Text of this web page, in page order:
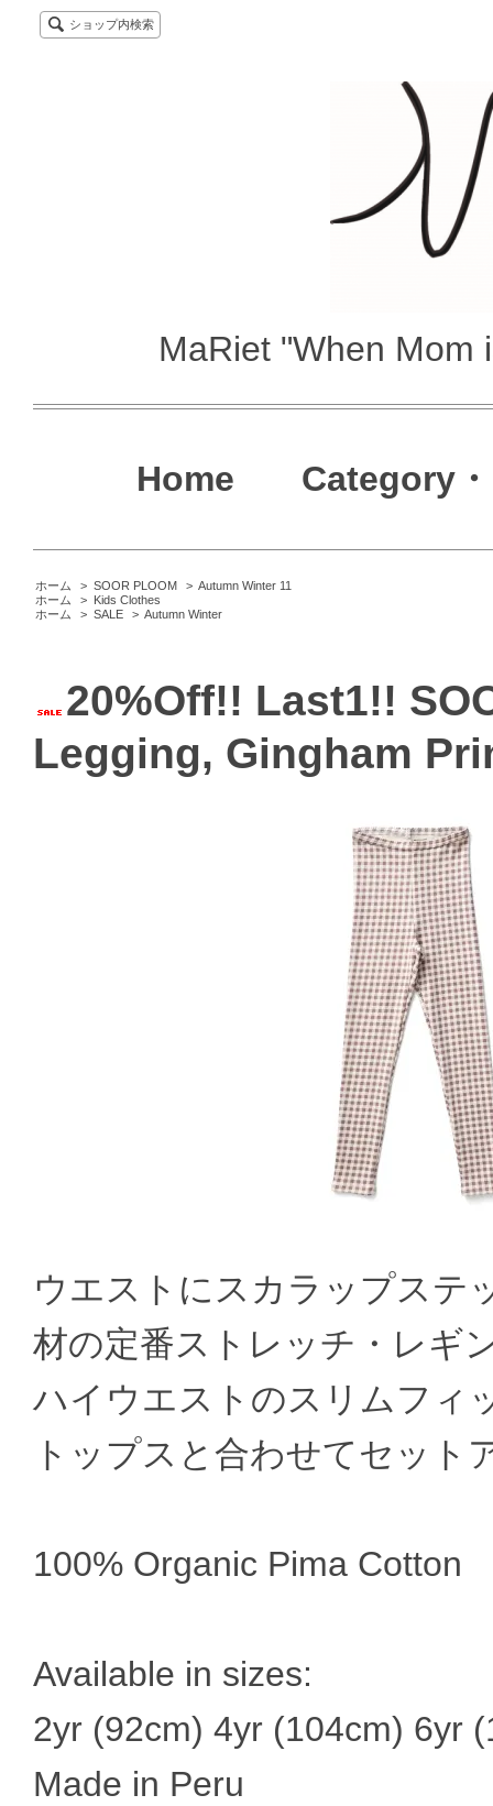
ショップ内検索
MaRiet "When Mom
Home Category
ホーム > SOOR PLOOM > Autumn Winter 11
ホーム
> Kids Clothes
ホーム
> SALE > Autumn Winter
20%Off!! Last1!!
Legging, Gingham
ウエストにスカラップステ
材の定番ストレッチ・レギ
ハイウエストのスリムフィ
トップスと合わせてセッ
100% Organic Pima Cotton
Available in sizes:
2yr (92cm) 4yr (104cm) 6yr
Made in Peru